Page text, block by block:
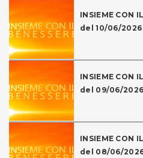
INSIEME CON
del 10/06/2026
INSIEME CON
del 09/06/2026
INSIEME CON
del 08/06/